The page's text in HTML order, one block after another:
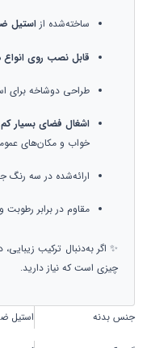
ساخته‌شده از استیل
قابل نصب روی انواع
طراحی دوشاخه برای
اشغال فضای بسیار کم
خواب و مکان‌های
ارائه‌شده در سه رنگ
مقاوم در برابر
✨ اگر به‌دنبال ترکیب
چیزی است که نیاز دارید.
جنس بدنه استیل